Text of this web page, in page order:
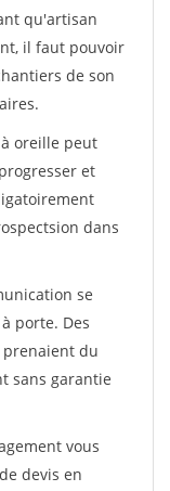
qu'artisan
il faut pouvoir
de son
oreille peut
et
dans
se
porte. Des
prenaient du
sans garantie
vous
devis en